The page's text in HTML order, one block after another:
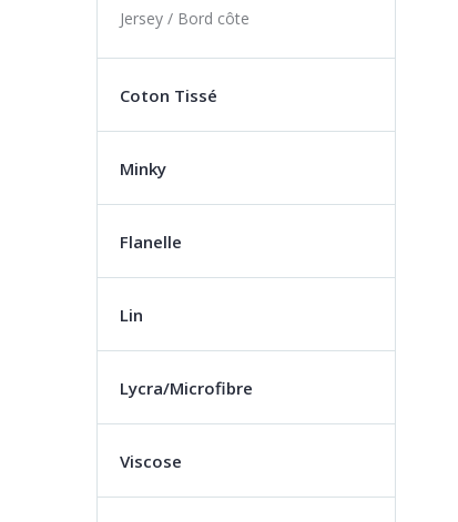
Jersey / Bord côte
Coton Tissé
Minky
Flanelle
Lin
Lycra/Microfibre
Viscose